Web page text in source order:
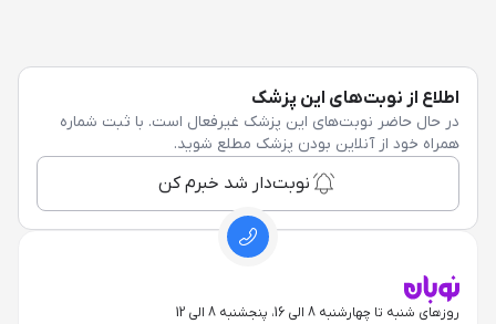
اطلاع از نوبت‌های این پزشک
در حال حاضر نوبت‌های این پزشک غیرفعال است. با ثبت شماره
همراه خود از آنلاین بودن پزشک مطلع شوید.
نوبت‌دار شد خبرم کن
روزهای شنبه تا چهارشنبه 8 الی 16، پنجشنبه 8 الی 12